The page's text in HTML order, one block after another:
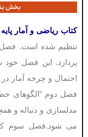
بخش
کتاب ریاضی و آمار
تنظیم شده است. فصل
احتمال و چرخه آمار
فصل دوم “الگوهای
مدلسازی و دنباله و
می شود.فصل سوم